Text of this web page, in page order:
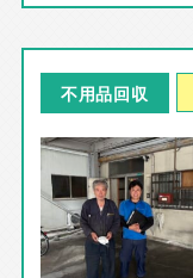
不用品回収